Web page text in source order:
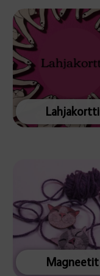
Lahjakortti
Magneetit